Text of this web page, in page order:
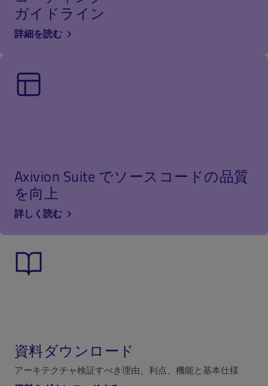
ガイドライン
詳細を読む
Axivion Suite でソースコードの品質
を向上
詳しく読む
資料ダウンロード
アーキテクチャ検証すべき理由、利点、 機能と基本仕様